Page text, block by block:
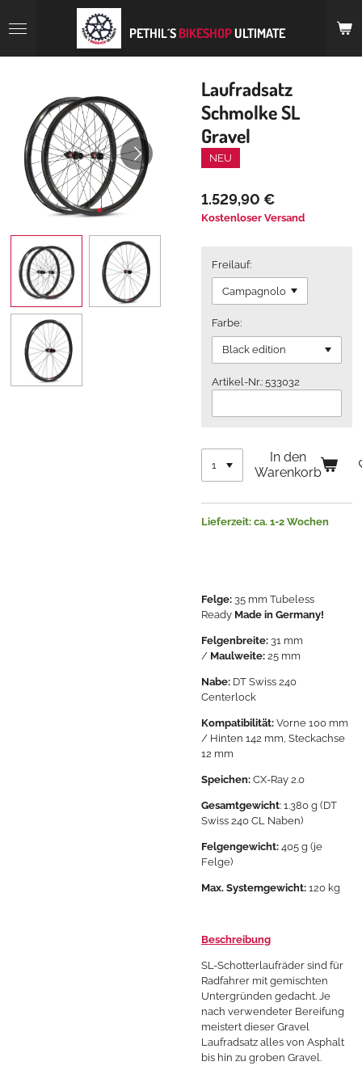
Hauptinhalt
PETHIL´S BIKESHOP ULTIMATE
Laufradsatz
Schmolke SL
Gravel
NEU
1.529,90 €
Kostenloser Versand
Freilauf:
Farbe:
Artikel-Nr.: 533032
In den
Warenkorb
Lieferzeit: ca. 1-2 Wochen
Felge: 35 mm Tubeless
Ready Made in Germany!
Felgenbreite: 31 mm
/ Maulweite: 25 mm
Nabe: DT Swiss 240
Centerlock
Kompatibilität: Vorne 100 mm
/ Hinten 142 mm, Steckachse
12 mm
Speichen: CX-Ray 2.0
Gesamtgewicht: 1.380 g (DT
Swiss 240 CL Naben)
Felgengewicht: 405 g (je
Felge)
Max. Systemgewicht: 120 kg
Beschreibung
SL-Schotterlaufräder sind für
Radfahrer mit gemischten
Untergründen gedacht. Je
nach verwendeter Bereifung
meistert dieser Gravel
Laufradsatz alles von Asphalt
bis hin zu groben Gravel.